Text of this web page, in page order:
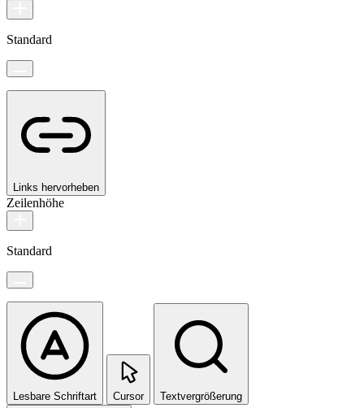
Standard
Links hervorheben
Zeilenhöhe
Standard
Lesbare Schriftart Cursor Textvergrößerung